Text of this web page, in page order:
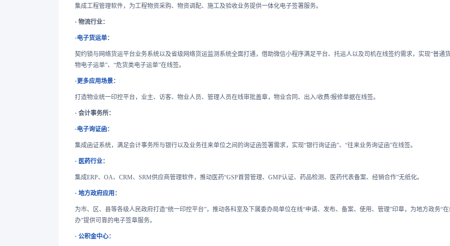
集成工程管理软件，为工程物资采购、物资调配、施工及验收业务提供一体化电子签署服务。
· 物流行业：
·电子货运单：
契约锁与网络货运平台业务系统以及省级网络货运监测系统全面打通，借助微信小程序满足平台、托运人以及司机在线签约需求，实现“普通
物电子运单”、“危货类电子运单”在线签。
·更多应用场景：
打造物业统一印控平台，业主、访客、物业人员、管理人员在线审批盖章，物业合同、出入/收费/报修单据在线签。
· 会计事务所：
·电子询证函：
集成函证系统，满足会计事务所与银行以及业务往来单位之间的询证函签署需求，实现“银行询证函”、“往来业务询证函”在线签。
· 医药行业：
集成ERP、OA、CRM、SRM供应商管理软件，推动医药“GSP首营管理、GMP认证、药品检测、医药代表备案、经销合作”无纸化。
· 地方政府应用 ：
为市、区、县等各级人民政府打造“统一印控平台”，推动各科室及下属委办局单位在线“申请、发布、备案、使用、管理”印章，为地方政务“
办”提供可靠的电子签章服务。
· 公积金中心：